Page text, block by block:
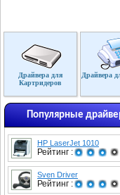
Драйвера для
Картридеров
Драйвера
Популярные
HP LaserJet 1010
Рейтинг :
Sven Driver
Рейтинг :